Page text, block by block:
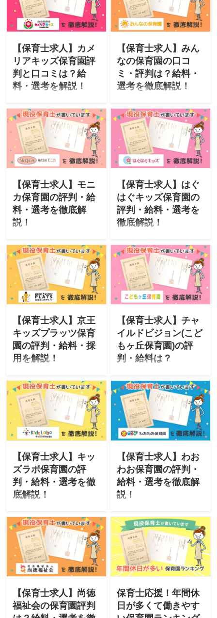
「夢未来保育園」をご紹
介。「特徴・評判・求人・
オススメな人・選考」につ
ます。
営する「チェリッシュ保育
園」をご紹介。「特徴・評
判・求人・オススメな人・
たいと思います。
【保育士求人】カメ
リアキッズ保育園評
判と口コミは？給
料・選考を解説！
転職に役立つ情報を掲載し
ています。今回は、ITグル
ープ株式会社が運営する
「カメリアキッズ保育園」
をご紹介。「特徴・評判・
求人・オススメな人・選
いと思います。
【保育士求人】みん
なの保育園の口コ
ミ・評判は？給料・
選考を徹底解説！
転職に役立つ情報を掲載し
ています。今回は、首都圏
に保育所を展開する「株式
会社みんなの保育園」をご
紹介。「特徴・評判・求
人・オススメな人・選考」
思います。
【保育士求人】モニ
カ保育園の評判・給
料・選考を徹底解
説！
転職に役立つ情報を掲載し
ています。今回は「株式会
社モニカ」が運営するモニ
カ保育園をご紹介。「特
徴・評判・求人・オススメ
な人・選考」について徹底
【保育士求人】はぐ
はぐキッズ保育園の
評判・給料・選考を
徹底解説！
転職に役立つ情報を掲載し
ています。今回は「プリメ
ックスキッズ株式会社」が
運営する保育園、はぐはぐ
キッズ保育園をご紹介。
「特徴・評判・求人・オス
徹底解説したいと思いま
す。
【保育士求人】京王
キッズプラッツ保育
園の評判・給料・採
用を解説！
転職に役立つ情報を掲載し
ています。今回は「株式会
社京王子育てサポート」が
運営する「京王キッズプラ
ッツ保育園」をご紹介。
「特徴・評判・求人・オス
徹底解説したいと思いま
す。
【保育士求人】チャ
イルドビジョン(こど
もヶ丘保育園)の評
判・給料は？
転職に役立つ情報を掲載し
ています。今回は「株式会
社チャイルドビジョン」が
運営する「こどもヶ丘保育
園」をご紹介。「特徴・評
判・求人・オススメな人・
たいと思います。
【保育士求人】キッ
ズラボ保育園の評
判・給料・選考を徹
底解説！
転職に役立つ情報を掲載し
ています。今回は、キッズ
ラボ株式会社が運営する
「キッズラボ保育園」をご
紹介。「特徴・評判・求
人・オススメな人・選考」
思います。
【保育士求人】わお
わお保育園の評判・
給料・選考を徹底解
説！
転職に役立つ情報を掲載し
ています。今回は、社会福
祉法人わおわお会が運営す
る「わおわお保育園」をご
紹介。「特徴・評判・求
人・オススメな人・選考」
思います。
【保育士求人】尚徳
福祉会の保育園評判
保育士応援！年間休
日が多くて働きやす